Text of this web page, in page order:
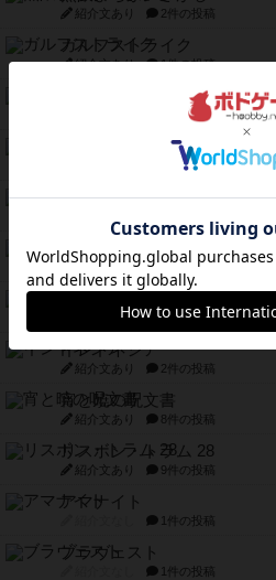
紹介文あり 2件の投稿
ガルフストライク
紹介文あり 1件の投稿
1件の投稿
1件の投稿
ファースト・イン・フライト
モズビ－ズ・レイダ－ズ
紹介文あり 1件の投稿
紹介文なし 2件の投稿
インドネシア
紹介文あり 2件の投稿
宵と暁の呪文書
紹介文あり 8件の投稿
リスボン・トラム 28
紹介文あり 9件の投稿
アマナイト
1件の投稿
ブラヴェスト
1件の投稿